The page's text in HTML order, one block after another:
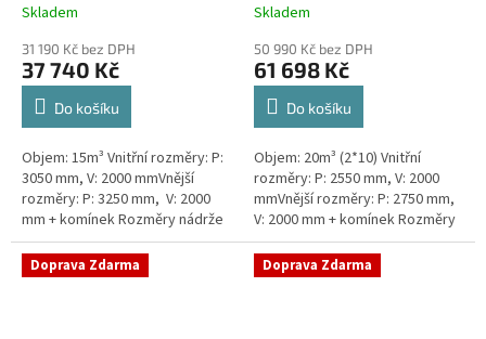
Skladem
31 190 Kč bez DPH
37 740 Kč
Do košíku
Objem: 15m³ Vnitřní rozměry: P:
3050 mm, V: 2000 mmVnější
rozměry: P: 3250 mm, V: 2000
mm + komínek Rozměry nádrže
možno jakkoliv upravit -
vyrobíme nádrž na míru!Nádrž...
Skladem
50 990 Kč bez DPH
61 698 Kč
Do košíku
Objem: 20m³ (2*10) Vnitřní
rozměry: P: 2550 mm, V: 2000
mmVnější rozměry: P: 2750 mm,
V: 2000 mm + komínek Rozměry
nádrže možno jakkoliv upravit -
vyrobíme nádrž na...
Doprava Zdarma Doprava Zdarma